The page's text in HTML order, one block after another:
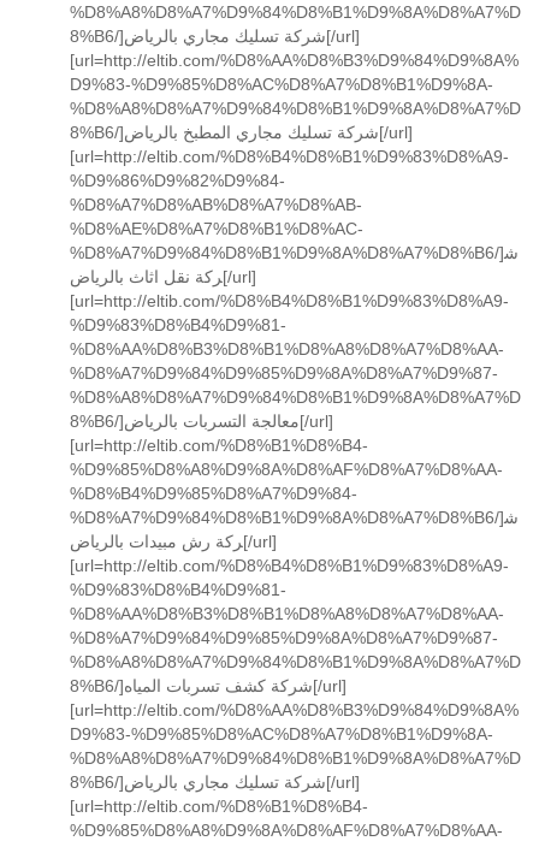
%D8%A8%D8%A7%D9%84%D8%B1%D9%8A%D8%A7%D
8%B6/]شركة تسليك مجاري بالرياض[/url]
[url=http://eltib.com/%D8%AA%D8%B3%D9%84%D9%8A%
D9%83-%D9%85%D8%AC%D8%A7%D8%B1%D9%8A-
%D8%A8%D8%A7%D9%84%D8%B1%D9%8A%D8%A7%D
8%B6/]شركة تسليك مجاري المطبخ بالرياض[/url]
[url=http://eltib.com/%D8%B4%D8%B1%D9%83%D8%A9-
%D9%86%D9%82%D9%84-
%D8%A7%D8%AB%D8%A7%D8%AB-
%D8%AE%D8%A7%D8%B1%D8%AC-
%D8%A7%D9%84%D8%B1%D9%8A%D8%A7%D8%B6/]ش
ركة نقل اثاث بالرياض[/url]
[url=http://eltib.com/%D8%B4%D8%B1%D9%83%D8%A9-
%D9%83%D8%B4%D9%81-
%D8%AA%D8%B3%D8%B1%D8%A8%D8%A7%D8%AA-
%D8%A7%D9%84%D9%85%D9%8A%D8%A7%D9%87-
%D8%A8%D8%A7%D9%84%D8%B1%D9%8A%D8%A7%D
8%B6/]معالجة التسربات بالرياض[/url]
[url=http://eltib.com/%D8%B1%D8%B4-
%D9%85%D8%A8%D9%8A%D8%AF%D8%A7%D8%AA-
%D8%B4%D9%85%D8%A7%D9%84-
%D8%A7%D9%84%D8%B1%D9%8A%D8%A7%D8%B6/]ش
ركة رش مبيدات بالرياض[/url]
[url=http://eltib.com/%D8%B4%D8%B1%D9%83%D8%A9-
%D9%83%D8%B4%D9%81-
%D8%AA%D8%B3%D8%B1%D8%A8%D8%A7%D8%AA-
%D8%A7%D9%84%D9%85%D9%8A%D8%A7%D9%87-
%D8%A8%D8%A7%D9%84%D8%B1%D9%8A%D8%A7%D
8%B6/]شركة كشف تسربات المياه[/url]
[url=http://eltib.com/%D8%AA%D8%B3%D9%84%D9%8A%
D9%83-%D9%85%D8%AC%D8%A7%D8%B1%D9%8A-
%D8%A8%D8%A7%D9%84%D8%B1%D9%8A%D8%A7%D
8%B6/]شركة تسليك مجاري بالرياض[/url]
[url=http://eltib.com/%D8%B1%D8%B4-
%D9%85%D8%A8%D9%8A%D8%AF%D8%A7%D8%AA-